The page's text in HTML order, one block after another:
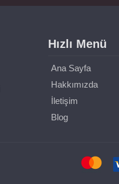
Hızlı Menü
Ana Sayfa
Hakkımızda
İletişim
Blog